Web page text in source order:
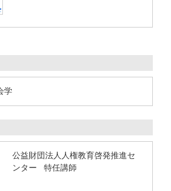
学
公益財団法人人権教育啓発推進セ
ンター 特任講師